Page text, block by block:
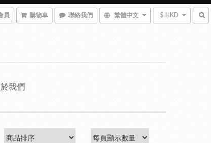
員 購物車 聯絡我們 繁體中文 $ HKD
我們